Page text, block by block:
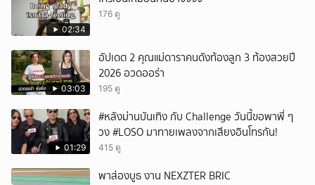
02:34
176 ดู
03:03
อัปเดต 2 คุณแม่ดาราคนดังท้องลูก 3 ท้องสวยปี
2026 อวดออร่า
195 ดู
01:29
#หลังม่านบันเทิง กับ Challenge วันนี้ขอพาพี่ ๆ
วง #LOSO มาทายเพลงจากเสียงอินโทรกัน!
415 ดู
พาส่องบูธ งาน NEXZTER BRIC
ยกเลิก